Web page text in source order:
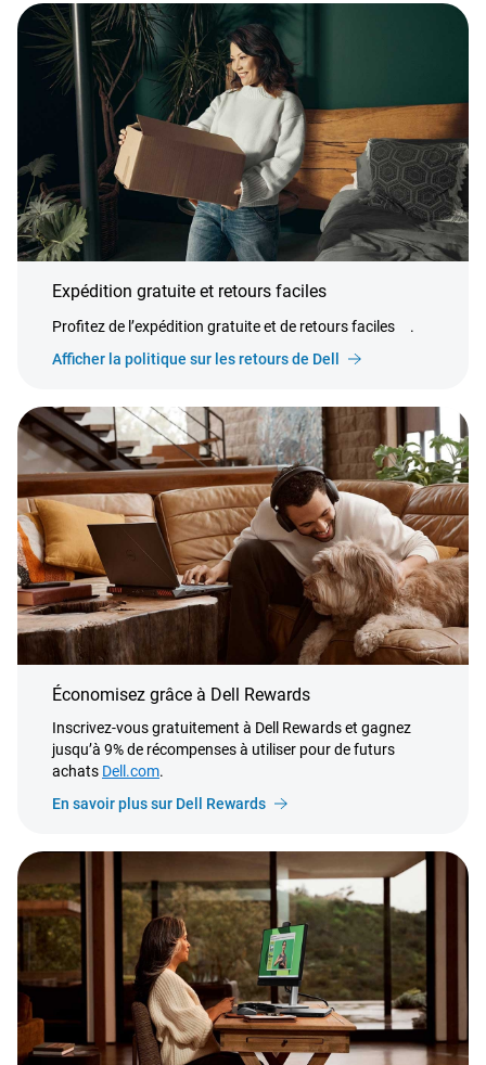
Expédition gratuite et retours faciles
Profitez de l’expédition gratuite et de retours faciles
.
Afficher la politique sur les retours de Dell
Économisez grâce à Dell Rewards
Inscrivez-vous gratuitement à Dell Rewards et gagnez
jusqu’à 9% de récompenses à utiliser pour de futurs
achats Dell.com.
En savoir plus sur Dell Rewards